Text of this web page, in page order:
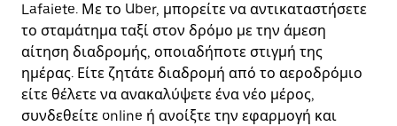
Lafaiete. Με το Uber, μπορείτε να αντικαταστήσετε
το σταμάτημα ταξί στον δρόμο με την άμεση
αίτηση διαδρομής, οποιαδήποτε στιγμή της
ημέρας. Είτε ζητάτε διαδρομή από το αεροδρόμιο
είτε θέλετε να ανακαλύψετε ένα νέο μέρος,
συνδεθείτε online ή ανοίξτε την εφαρμογή και